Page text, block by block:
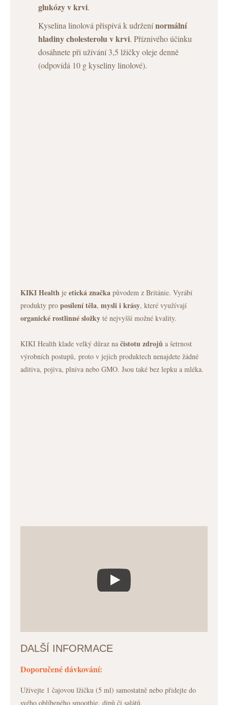
glukózy v krvi.
Kyselina linolová přispívá k udrženínormální
hladiny cholesterolu v krvi. Příznivého účinku
dosáhnete při užívání 3,5 lžičky oleje denně
(odpovídá 10 g kyseliny linolové).
KIKI Health je etická značka původem z Británie. Vyrábí
produkty pro posílení těla, myslii krásy, které využívají
organickérostlinnésložky té nejvyšší možné kvality.
KIKI Health klade velký důraz na čistotu zdrojů a šetrnost
výrobních postupů, proto v jejich produktech nenajdete žádné
aditiva, pojiva, plniva nebo GMO. Jsou také bez lepku a mléka.
DALŠÍ INFORMACE
Doporučené dávkování:
Užívejte 1 čajovou lžičku (5 ml) samostatně nebo přidejte do
svého oblíbeného smoothie, dipů či salátů.